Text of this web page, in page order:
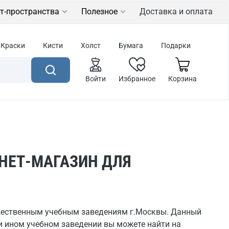
пространства Полезное Доставка и оплата
Краски Кисти Холст Бумага Подарки
Войти Избранное Корзина
МАГАЗИН ДЛЯ
учебным заведениям г.Москвы. Данный
ином учебном заведении вы можете найти на